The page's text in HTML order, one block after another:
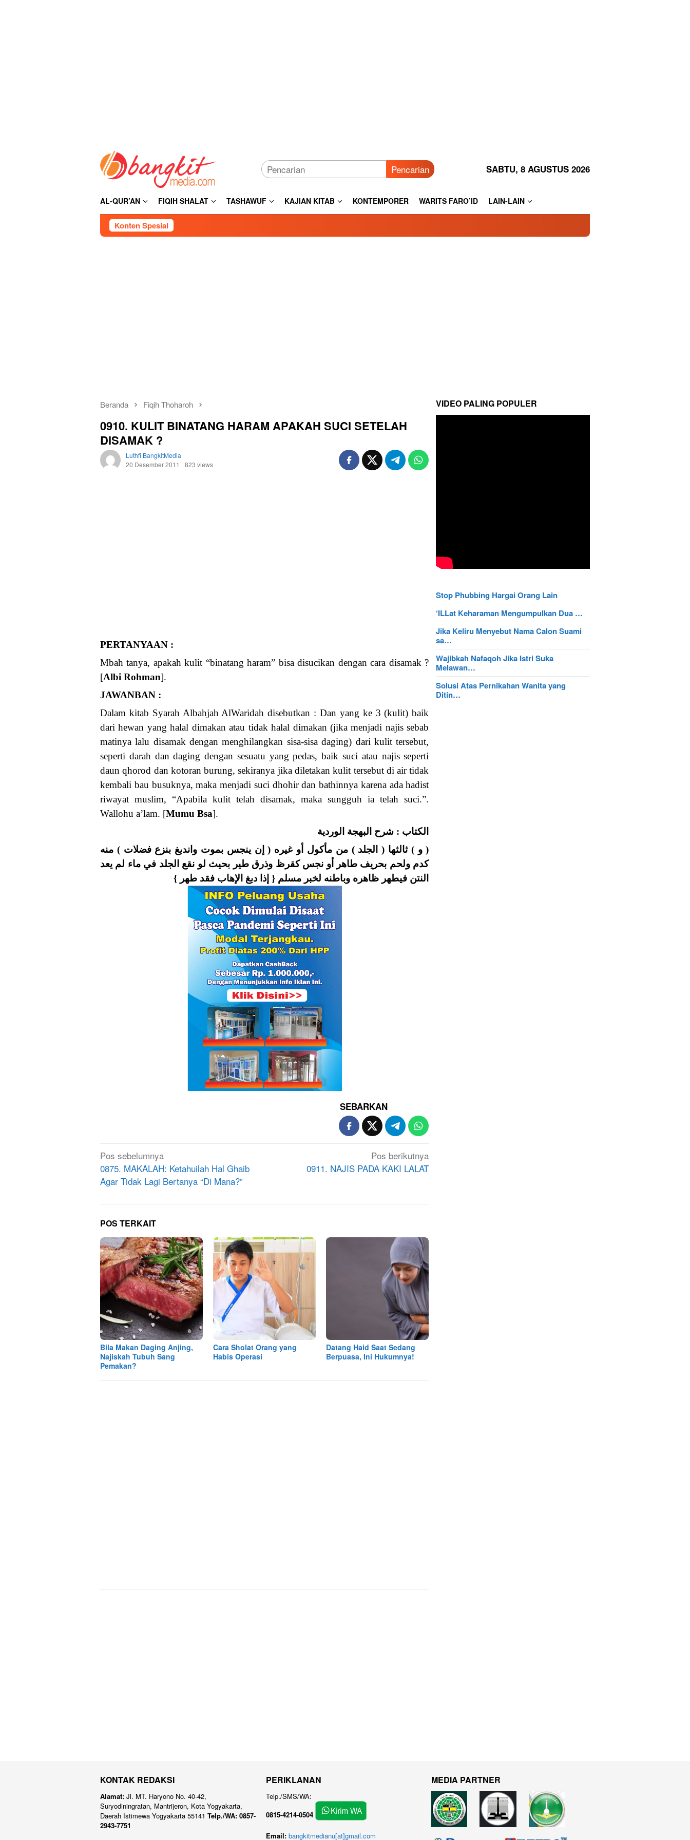
Pencarian SABTU, 8 AGUSTUS 2026
AL-QUR’AN FIQIH SHALAT TASHAWUF KAJIAN KITAB KONTEMPORER WARITS FARO’ID LAIN-LAIN
Konten Spesial
Beranda Fiqih Thoharoh
0910. KULIT BINATANG HARAM APAKAH SUCI SETELAH
DISAMAK ?
Luthfi BangkitMedia
20 Desember 2011
823 views
PERTANYAAN :
Mbah tanya, apakah kulit “binatang haram” bisa disucikan dengan cara disamak ?
[Albi Rohman].
JAWANBAN :
Dalam kitab Syarah Albahjah AlWaridah disebutkan : Dan yang ke 3 (kulit) baik
dari hewan yang halal dimakan atau tidak halal dimakan (jika menjadi najis sebab
matinya lalu disamak dengan menghilangkan sisa-sisa daging) dari kulit tersebut,
seperti darah dan daging dengan sesuatu yang pedas, baik suci atau najis seperti
daun qhorod dan kotoran burung, sekiranya jika diletakan kulit tersebut di air tidak
kembali bau busuknya, maka menjadi suci dhohir dan bathinnya karena ada hadist
riwayat muslim, “Apabila kulit telah disamak, maka sungguh ia telah suci.”.
Wallohu a’lam. [Mumu Bsa].
الكتاب : شرح البهجة الوردية
‎( و ) ثالثها ( الجلد ) من مأكول أو غيره ( إن ينجس بموت واندبغ بنزع فضلات ) منه
كدم ولحم بحريف طاهر أو نجس كقرظ وذرق طير بحيث لو نقع الجلد في ماء لم يعد
النتن فيطهر ظاهره وباطنه لخبر مسلم { إذا دبغ الإهاب فقد طهر }
SEBARKAN
Navigasi
pos
Pos sebelumnya
0875. MAKALAH: Ketahuilah Hal Ghaib
Agar Tidak Lagi Bertanya “Di Mana?”
Pos berikutnya
0911. NAJIS PADA KAKI LALAT
POS TERKAIT
Bila Makan Daging Anjing,
Najiskah Tubuh Sang
Pemakan?
Cara Sholat Orang yang
Habis Operasi
Datang Haid Saat Sedang
Berpuasa, Ini Hukumnya!
VIDEO PALING POPULER
Stop Phubbing Hargai Orang Lain
‘ILLat Keharaman Mengumpulkan Dua …
Jika Keliru Menyebut Nama Calon Suami
sa…
Wajibkah Nafaqoh Jika Istri Suka
Melawan…
Solusi Atas Pernikahan Wanita yang
Ditin…
KONTAK REDAKSI
Alamat: Jl. MT. Haryono No. 40-42,
Suryodiningratan, Mantrijeron, Kota Yogyakarta,
Daerah Istimewa Yogyakarta 55141 Telp./WA: 0857-
2943-7751
PERIKLANAN
Telp./SMS/WA:
0815-4214-0504
Email: bangkitmedianu[at]gmail.com
MEDIA PARTNER